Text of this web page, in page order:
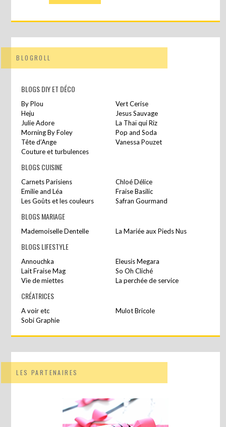
BLOGROLL
BLOGS DIY ET DÉCO
By Plou
Vert Cerise
Heju
Jesus Sauvage
Julie Adore
La Thaï qui Riz
Morning By Foley
Pop and Soda
Tête d’Ange
Vanessa Pouzet
Couture et turbulences
BLOGS CUISINE
Carnets Parisiens
Chloé Délice
Emilie and Léa
Fraise Basilic
Les Goûts et les couleurs
Safran Gourmand
BLOGS MARIAGE
Mademoiselle Dentelle La Mariée aux Pieds Nus
BLOGS LIFESTYLE
Annouchka
Eleusis Megara
Lait Fraise Mag
So Oh Cliché
Vie de miettes
La perchée de service
CRÉATRICES
A voir etc
Mulot Bricole
Sobi Graphie
LES PARTENAIRES